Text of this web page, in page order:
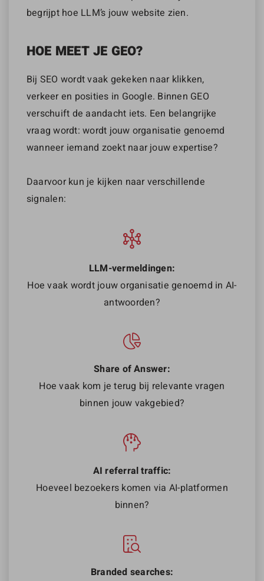
begrijpt hoe LLM’s jouw website zien.
HOE MEET JE GEO?
Bij SEO wordt vaak gekeken naar klikken,
verkeer en posities in Google. Binnen GEO
verschuift de aandacht iets. Een belangrijke
vraag wordt: wordt jouw organisatie genoemd
wanneer iemand zoekt naar jouw expertise?
Daarvoor kun je kijken naar verschillende
signalen:
LLM-vermeldingen:
Hoe vaak wordt jouw organisatie genoemd in AI-
antwoorden?
Share of Answer:
Hoe vaak kom je terug bij relevante vragen
binnen jouw vakgebied?
AI referral traffic:
Hoeveel bezoekers komen via AI-platformen
binnen?
Branded searches: